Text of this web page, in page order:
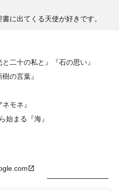
に出てくる天使が好きです。
二十の私と』『石の思い』
の言葉』
モネ』
まる『海』